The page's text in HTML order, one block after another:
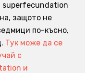
superfecundation
защото не
по-късно,
Тук може да се
с
и